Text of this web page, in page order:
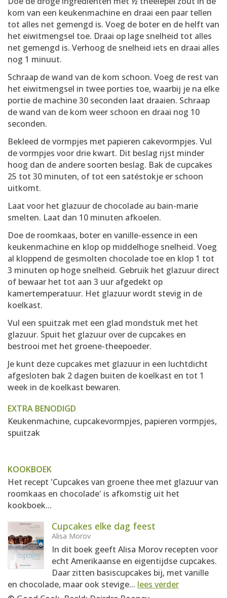
kom van een keukenmachine en draai een paar tellen
tot alles net gemengd is. Voeg de boter en de helft van
het eiwitmengsel toe. Draai op lage snelheid tot alles
net gemengd is. Verhoog de snelheid iets en draai alles
nog 1 minuut.
Schraap de wand van de kom schoon. Voeg de rest van
het eiwitmengsel in twee porties toe, waarbij je na elke
portie de machine 30 seconden laat draaien. Schraap
de wand van de kom weer schoon en draai nog 10
seconden.
Bekleed de vormpjes met papieren cakevormpjes. Vul
de vormpjes voor drie kwart. Dit beslag rijst minder
hoog dan de andere soorten beslag. Bak de cupcakes
25 tot 30 minuten, of tot een satéstokje er schoon
uitkomt.
Laat voor het glazuur de chocolade au bain-marie
smelten. Laat dan 10 minuten afkoelen.
Doe de roomkaas, boter en vanille-essence in een
keukenmachine en klop op middelhoge snelheid. Voeg
al kloppend de gesmolten chocolade toe en klop 1 tot
3 minuten op hoge snelheid. Gebruik het glazuur direct
of bewaar het tot aan 3 uur afgedekt op
kamertemperatuur. Het glazuur wordt stevig in de
koelkast.
Vul een spuitzak met een glad mondstuk met het
glazuur. Spuit het glazuur over de cupcakes en
bestrooi met het groene-theepoeder.
Je kunt deze cupcakes met glazuur in een luchtdicht
afgesloten bak 2 dagen buiten de koelkast en tot 1
week in de koelkast bewaren.
EXTRA BENODIGD
Keukenmachine, cupcakevormpjes, papieren vormpjes,
spuitzak
KOOKBOEK
Het recept 'Cupcakes van groene thee met glazuur van
roomkaas en chocolade' is afkomstig uit het
kookboek...
Cupcakes elke dag feest
Alisa Morov
In dit boek geeft Alisa Morov recepten voor
echt Amerikaanse en eigentijdse cupcakes.
Daar zitten basiscupcakes bij, met vanille
en chocolade, maar ook stevige... lees verder